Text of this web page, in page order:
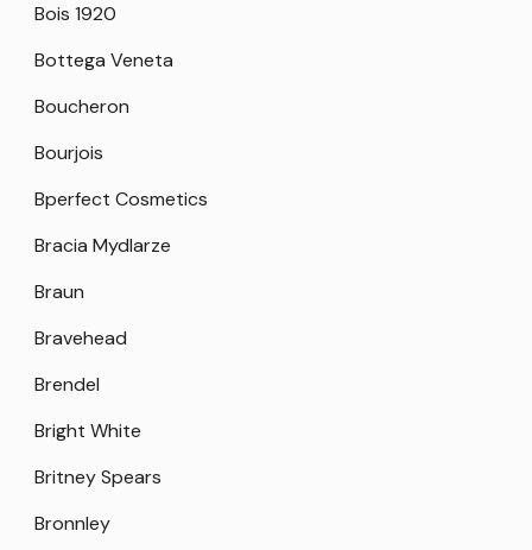
Bois 1920
Bottega Veneta
Boucheron
Bourjois
Bperfect Cosmetics
Bracia Mydlarze
Braun
Bravehead
Brendel
Bright White
Britney Spears
Bronnley